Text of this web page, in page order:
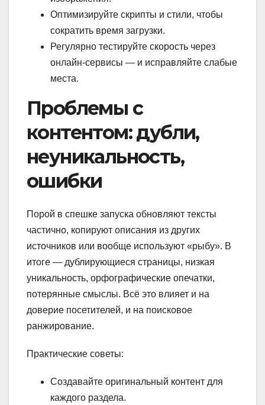
Оптимизируйте скрипты и стили, чтобы
сократить время загрузки.
Регулярно тестируйте скорость через
онлайн-сервисы — и исправляйте слабые
места.
Проблемы с
контентом: дубли,
неуникальность,
ошибки
Порой в спешке запуска обновляют тексты
частично, копируют описания из других
источников или вообще используют «рыбу». В
итоге — дублирующиеся страницы, низкая
уникальность, орфографические опечатки,
потерянные смыслы. Всё это влияет и на
доверие посетителей, и на поисковое
ранжирование.
Практические советы:
Создавайте оригинальный контент для
каждого раздела.